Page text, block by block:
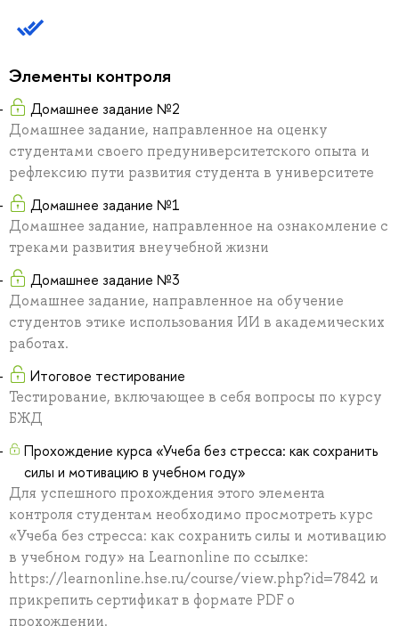
Элементы контроля
Домашнее задание №2
Домашнее задание, направленное на оценку
студентами своего предуниверситетского опыта и
рефлексию пути развития студента в университете
Домашнее задание №1
Домашнее задание, направленное на ознакомление с
треками развития внеучебной жизни
Домашнее задание №3
Домашнее задание, направленное на обучение
студентов этике использования ИИ в академических
работах.
Итоговое тестирование
Тестирование, включающее в себя вопросы по курсу
БЖД
Прохождение курса «Учеба без стресса: как сохранить
силы и мотивацию в учебном году»
Для успешного прохождения этого элемента
контроля студентам необходимо просмотреть курс
«Учеба без стресса: как сохранить силы и мотивацию
в учебном году» на Learnonline по ссылке:
https://learnonline.hse.ru/course/view.php?id=7842 и
прикрепить сертификат в формате PDF о
прохождении.